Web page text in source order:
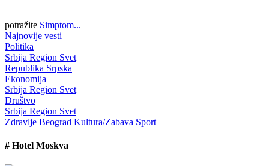
potražite Simptom...
Najnovije vesti
Politika
Srbija Region Svet
Republika Srpska
Ekonomija
Srbija Region Svet
Društvo
Srbija Region Svet
Zdravlje Beograd Kultura/Zabava Sport
# Hotel Moskva